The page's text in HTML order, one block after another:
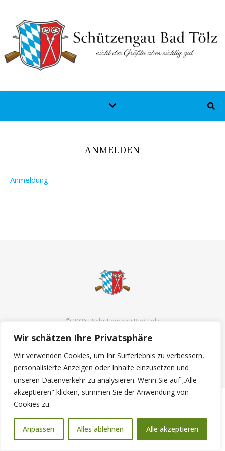
Wir schätzen Ihre Privatsphäre
Wir verwenden Cookies, um Ihr Surferlebnis zu verbessern,
personalisierte Anzeigen oder Inhalte einzusetzen und
unseren Datenverkehr zu analysieren. Wenn Sie auf „Alle
akzeptieren" klicken, stimmen Sie der Anwendung von
Cookies zu.
Anpassen Alles ablehnen Alle akzeptieren
ANMELDEN
Anmeldung
© 2026 - Schützengau Bad Tölz
BACK TO TOP